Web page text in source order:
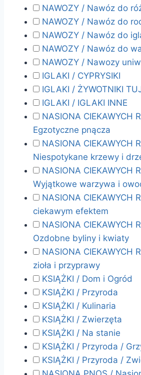
NAWOZY / Nawóz do
NAWOZY / Nawóz do
NAWOZY / Nawóz do
NAWOZY / Nawóz do
NAWOZY / Nawozy
IGLAKI / CYPRYSIKI
IGLAKI / ŻYWOTNIKI
IGLAKI / IGLAKI INNE
NASIONA CIEKAWYCH
Egzotyczne pnącza
NASIONA CIEKAWYCH
Niespotykane krzewy i
NASIONA CIEKAWYCH
Wyjątkowe warzywa i
NASIONA CIEKAWYCH
ciekawym efektem
NASIONA CIEKAWYCH
Ozdobne byliny i kwiaty
NASIONA CIEKAWYCH
zioła i przyprawy
KSIĄŻKI / Dom i Ogród
KSIĄŻKI / Przyroda
KSIĄŻKI / Kulinaria
KSIĄŻKI / Zwierzęta
KSIĄŻKI / Na stanie
KSIĄŻKI / Przyroda /
KSIĄŻKI / Przyroda /